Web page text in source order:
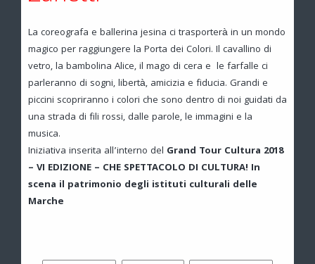
La coreografa e ballerina jesina ci trasporterà in un mondo
magico per raggiungere la Porta dei Colori. Il cavallino di
vetro, la bambolina Alice, il mago di cera e le farfalle ci
parleranno di sogni, libertà, amicizia e fiducia. Grandi e
piccini scopriranno i colori che sono dentro di noi guidati da
una strada di fili rossi, dalle parole, le immagini e la
musica.
Iniziativa inserita all’interno del Grand Tour Cultura 2018
– VI EDIZIONE – CHE SPETTACOLO DI CULTURA! In
scena il patrimonio degli istituti culturali delle
Marche